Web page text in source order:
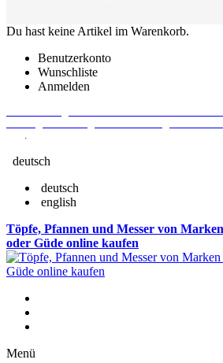
Du hast keine Artikel im Warenkorb.
Benutzerkonto
Wunschliste
Anmelden
.
deutsch
deutsch
english
Töpfe, Pfannen und Messer von
oder Güde online kaufen
Menü